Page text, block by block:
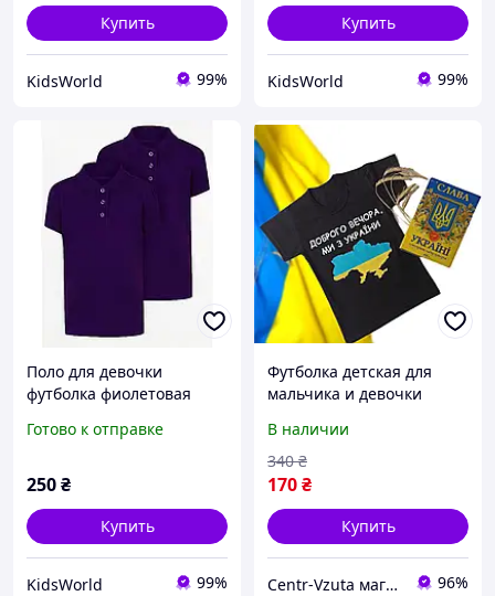
Купить
KidsWorld 99%
Купить
KidsWorld 99%
Поло для девочки
футболка фиолетовая
Готово к отправке
250₴
Купить
KidsWorld 99%
Футболка детская для
мальчика и девочки
Украины!
В наличии
170₴
340 ₴
Купить
Centr-Vzuta магазин обуви, одежды и товаров для дома 96%